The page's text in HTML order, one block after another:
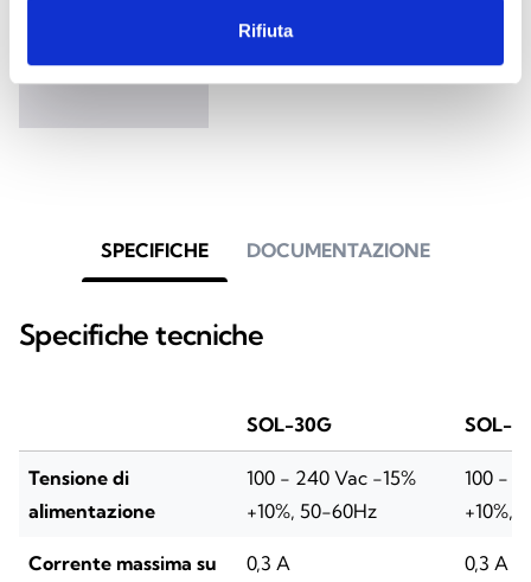
Rifiuta
Centrale antifurto con 7 LED di
segnalazione stato/guasti
SPECIFICHE DOCUMENTAZIONE
Specifiche tecniche
SOL-30G SOL-
Tensione di
alimentazione
100 - 240 Vac -15%
+10%, 50-60Hz
100 -
+10%,
Corrente massima su
0,3 A 0,3 A